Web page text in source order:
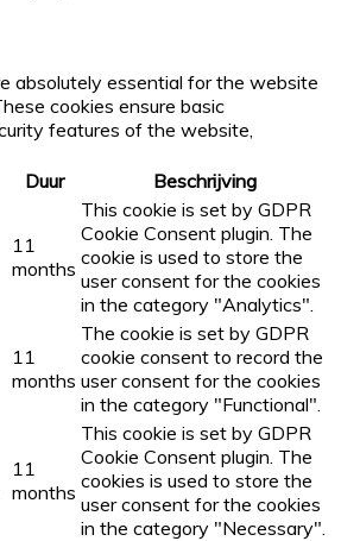
absolutely essential for the website
cookies ensure basic
features of the website,
Duur Beschrijving
11
months
This cookie is set by GDPR
Cookie Consent plugin. The
cookie is used to store the
user consent for the cookies
in the category "Analytics".
11
months
The cookie is set by GDPR
cookie consent to record the
user consent for the cookies
in the category "Functional".
11
months
This cookie is set by GDPR
Cookie Consent plugin. The
cookies is used to store the
user consent for the cookies
in the category "Necessary".